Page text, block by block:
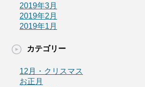
2019年3月
2019年2月
2019年1月
カテゴリー
12月・クリスマス
お正月